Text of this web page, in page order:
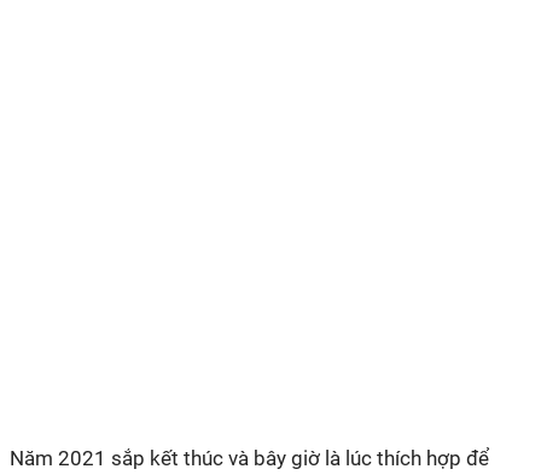
Năm 2021 sắp kết thúc và bây giờ là lúc thích hợp để